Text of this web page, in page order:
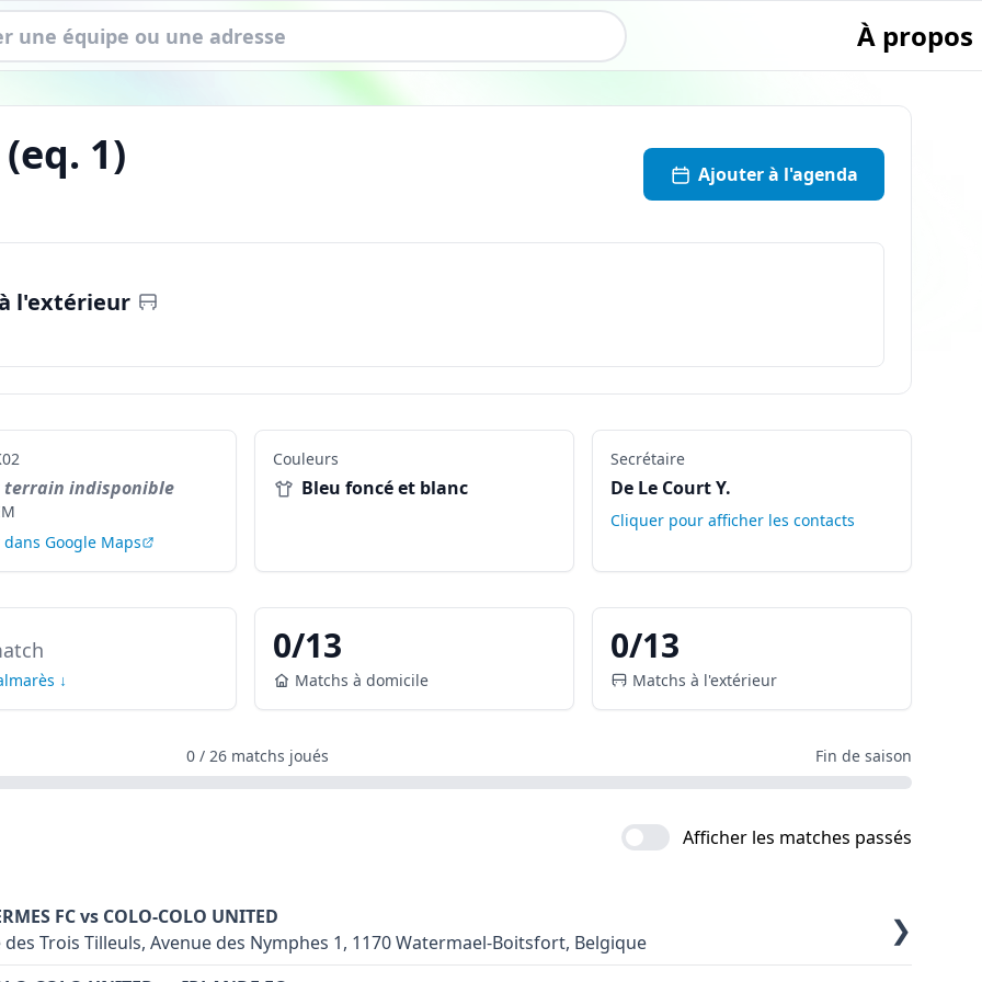
À propos
(eq. 1) Ajouter à l'agenda
à l'extérieur
terrain indisponible
Google Maps
Couleurs
Bleu foncé et blanc
Secrétaire
De Le Court Y.
Cliquer pour afficher les contacts
↓
0/13
Matchs à domicile
0/13
Matchs à l'extérieur
0/ 26matchs joués Fin de saison
Afficher les matches passés
FC vs COLO-COLO UNITED
des Trois Tilleuls, Avenue des Nymphes 1, 1170 Watermael-Boitsfort, Belgique
❯